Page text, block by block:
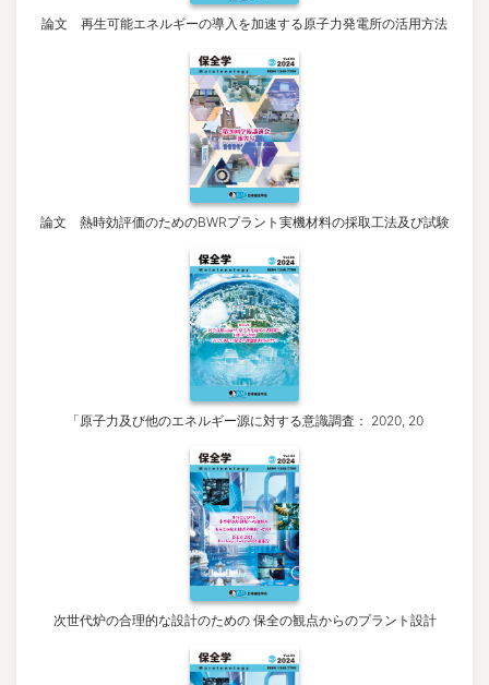
論文 再生可能エネルギーの導入を加速する原子力発電所の活用方法
論文 熱時効評価のためのBWRプラント実機材料の採取工法及び試験
「原子力及び他のエネルギー源に対する意識調査： 2020, 20
次世代炉の合理的な設計のための 保全の観点からのプラント設計